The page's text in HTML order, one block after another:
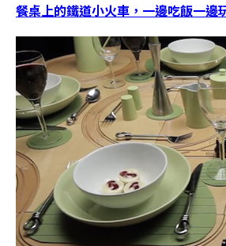
餐桌上的鐵道小火車，一邊吃飯一邊